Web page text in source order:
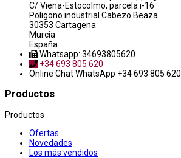
C/ Viena-Estocolmo, parcela i-16
Poligono industrial Cabezo Beaza
30353 Cartagena
Murcia
España
Whatsapp: 34693805620
+34 693 805 620
Online ChatWhatsApp +34 693 805 620
Productos
Productos
Ofertas
Novedades
Los más vendidos